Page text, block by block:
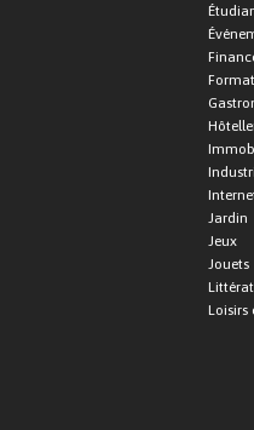
Jardin
Jeux
Jouets
Loisirs